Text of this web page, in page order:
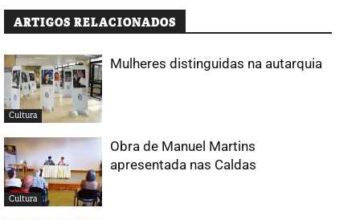
ARTIGOS RELACIONADOS
Cultura
Mulheres distinguidas na autarquia
Cultura
Obra de Manuel Martins
apresentada nas Caldas